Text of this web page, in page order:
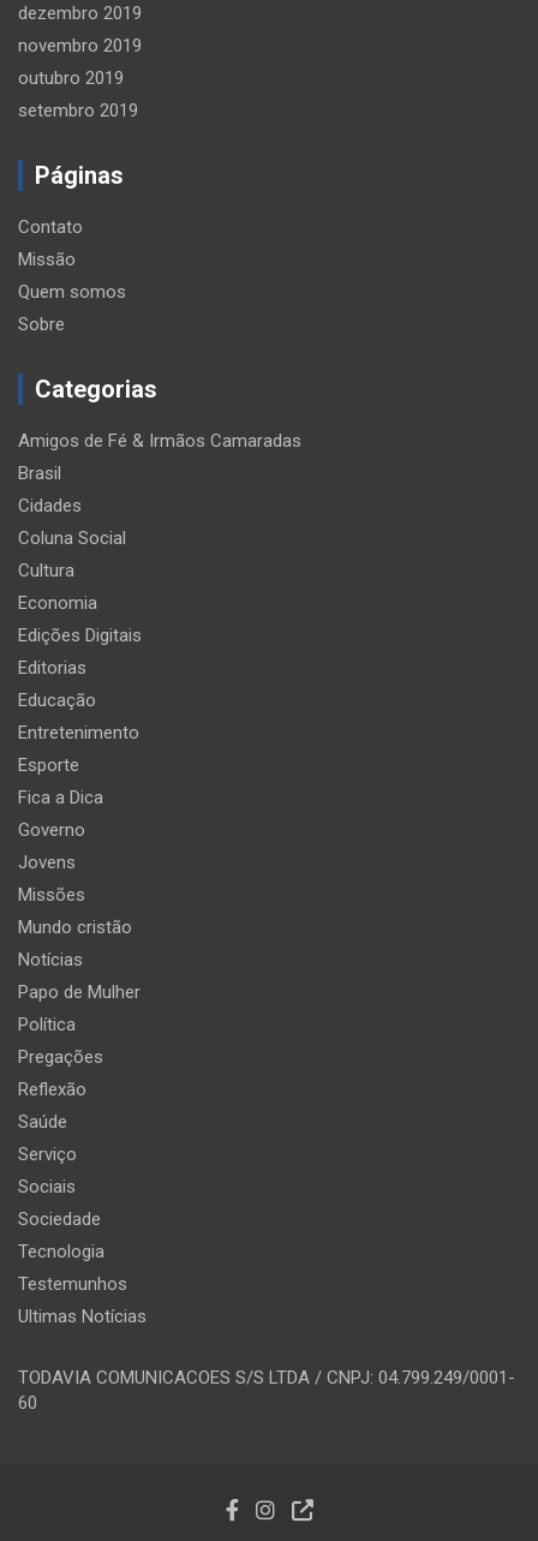
dezembro 2019
novembro 2019
outubro 2019
setembro 2019
Páginas
Contato
Missão
Quem somos
Sobre
Categorias
Amigos de Fé & Irmãos Camaradas
Brasil
Cidades
Coluna Social
Cultura
Economia
Edições Digitais
Editorias
Educação
Entretenimento
Esporte
Fica a Dica
Governo
Jovens
Missões
Mundo cristão
Notícias
Papo de Mulher
Política
Pregações
Reflexão
Saúde
Serviço
Sociais
Sociedade
Tecnologia
Testemunhos
Ultimas Notícias
TODAVIA COMUNICACOES S/S LTDA / CNPJ: 04.799.249/0001-
60